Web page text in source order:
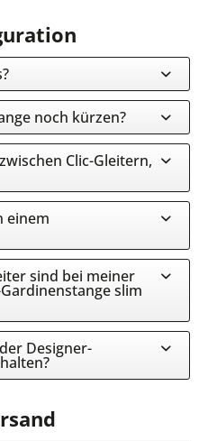
noch kürzen?
Clic-Gleitern,
einem
sind bei meiner
slim
Designer-